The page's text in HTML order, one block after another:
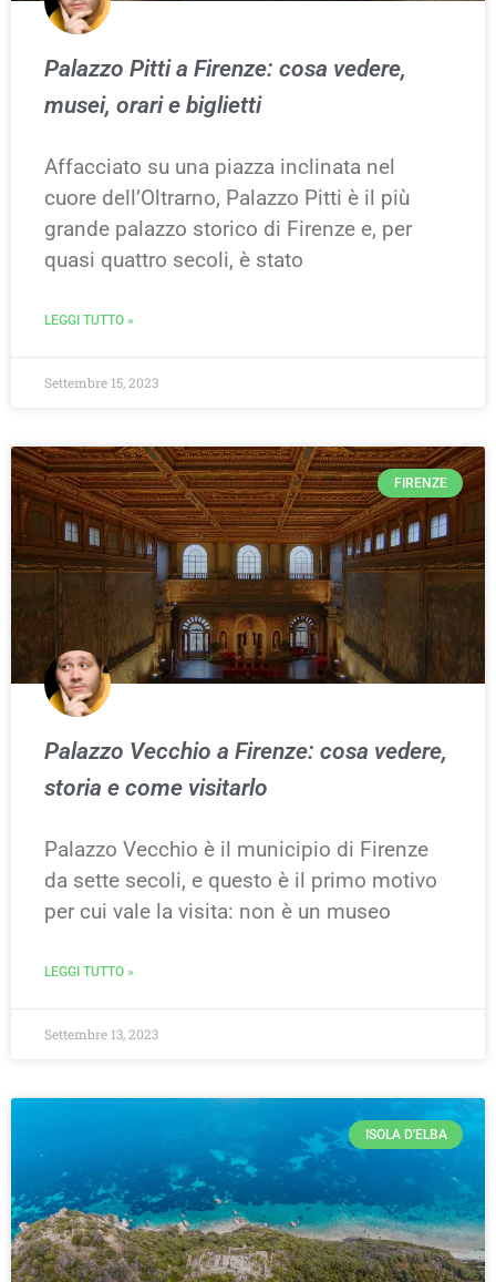
Palazzo Pitti a Firenze: cosa vedere,
musei, orari e biglietti
Affacciato su una piazza inclinata nel
cuore dell’Oltrarno, Palazzo Pitti è il più
grande palazzo storico di Firenze e, per
quasi quattro secoli, è stato
LEGGI TUTTO »
Settembre 15, 2023
FIRENZE
Palazzo Vecchio a Firenze: cosa vedere,
storia e come visitarlo
Palazzo Vecchio è il municipio di Firenze
da sette secoli, e questo è il primo motivo
per cui vale la visita: non è un museo
LEGGI TUTTO »
Settembre 13, 2023
ISOLA D'ELBA